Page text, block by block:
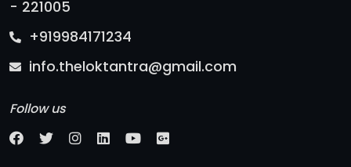
- 221005
+919984171234
info.theloktantra@gmail.com
Follow us